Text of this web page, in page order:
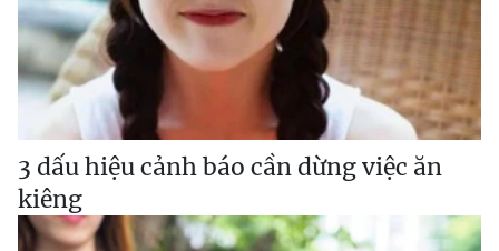
3 dấu hiệu cảnh báo cần dừng việc ăn
kiêng